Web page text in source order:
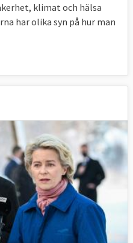
klimat och hälsa
har olika syn på hur man